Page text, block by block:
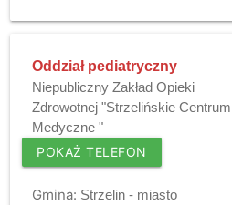
Oddział pediatryczny
Niepubliczny Zakład Opieki
Zdrowotnej "Strzelińskie Centrum
Medyczne "
POKAŻ TELEFON
Gmina: Strzelin - miasto